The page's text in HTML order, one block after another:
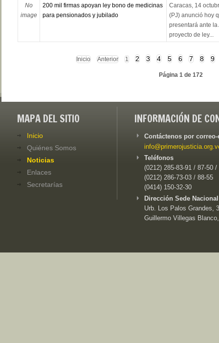
No
image
200 mil firmas apoyan ley bono de medicinas
para pensionados y jubilado
Caracas, 14
(PJ) anunció hoy
presentará ante
proyecto de ley...
Inicio Anterior 1 2 3 4 5 6 7 8 9
Página 1 de 172
MAPA DEL SITIO
Inicio
Quiénes Somos
Noticias
Enlaces
Secretarías
INFORMACIÓN DE
Contáctenos por
Teléfonos
(0212) 285-83-91 / 87-50 /
(0212) 286-73-03 / 88-55
(0414) 150-32-30
Dirección Sede
Urb. Los Palos Grandes,
Guillermo Villegas